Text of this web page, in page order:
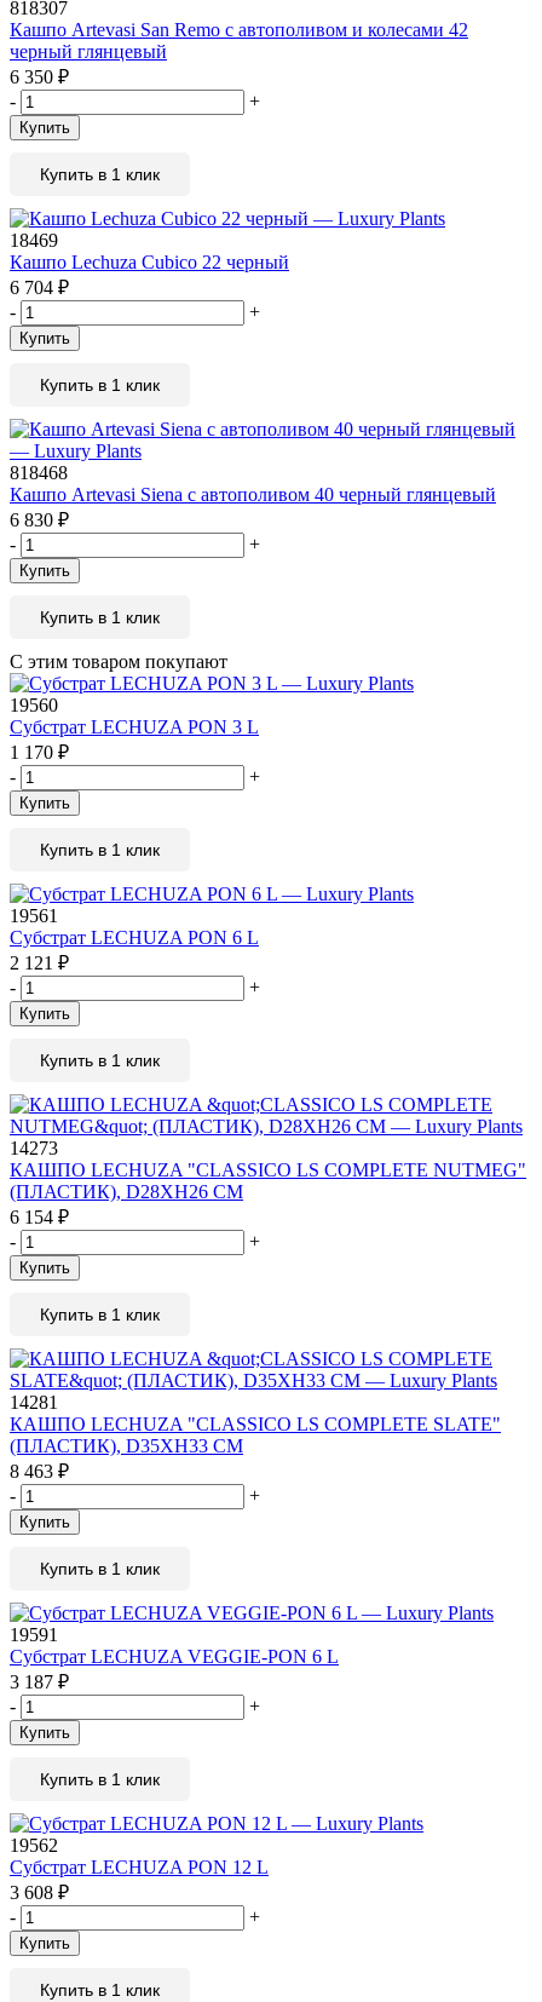
818307
Кашпо Artevasi San Remo с автополивом и колесами 42
черный глянцевый
6 350 ₽
-
+
Купить
Купить в 1 клик
18469
Кашпо Lechuza Cubico 22 черный
6 704 ₽
-
+
Купить
Купить в 1 клик
818468
Кашпо Artevasi Siena с автополивом 40 черный глянцевый
6 830 ₽
-
+
Купить
Купить в 1 клик
С этим товаром покупают
19560
Субстрат LECHUZA PON 3 L
1 170 ₽
-
+
Купить
Купить в 1 клик
19561
Субстрат LECHUZA PON 6 L
2 121 ₽
-
+
Купить
Купить в 1 клик
14273
КАШПО LECHUZA "CLASSICO LS COMPLETE NUTMEG"
(ПЛАСТИК), D28XH26 СМ
6 154 ₽
-
+
Купить
Купить в 1 клик
14281
КАШПО LECHUZA "CLASSICO LS COMPLETE SLATE"
(ПЛАСТИК), D35XH33 СМ
8 463 ₽
-
+
Купить
Купить в 1 клик
19591
Субстрат LECHUZA VEGGIE-PON 6 L
3 187 ₽
-
+
Купить
Купить в 1 клик
19562
Субстрат LECHUZA PON 12 L
3 608 ₽
-
+
Купить
Купить в 1 клик